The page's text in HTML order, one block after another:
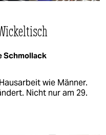
Schmollack
wie Männer.
Nicht nur am 29.